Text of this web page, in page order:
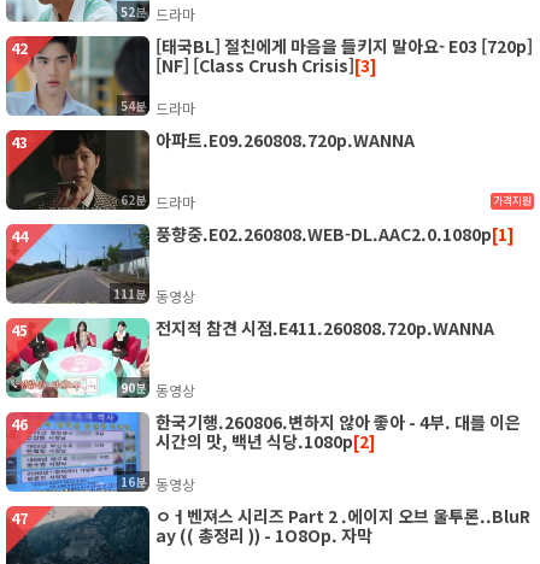
52분 드라마
54분
42
[태국BL] 절친에게 마음을 들키지 말아요- E03 [720p]
[NF] [Class Crush Crisis][3]
드라마
62분
43 아파트.E09.260808.720p.WANNA
드라마 가격지원
111분
44 풍향중.E02.260808.WEB-DL.AAC2.0.1080p[1]
동영상
90분
45 전지적 참견 시점.E411.260808.720p.WANNA
동영상
16분
46
한국기행.260806.변하지 않아 좋아 - 4부. 대를 이은
시간의 맛, 백년 식당.1080p[2]
동영상
47
ㅇㅓ벤져스 시리즈 Part 2 .에이지 오브 울투론..BluR
ay (( 총정리 )) - 1O8Op. 자막